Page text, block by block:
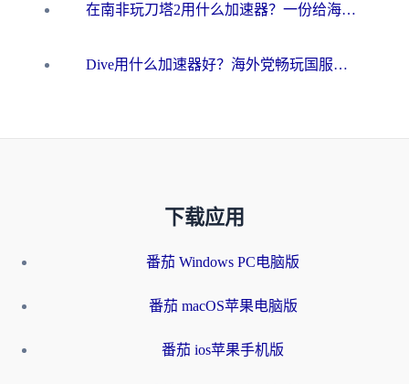
在南非玩刀塔2用什么加速器？一份给海外游子的终极生存指南
Dive用什么加速器好？海外党畅玩国服游戏的终极避坑指南
下载应用
番茄 Windows PC电脑版
番茄 macOS苹果电脑版
番茄 ios苹果手机版